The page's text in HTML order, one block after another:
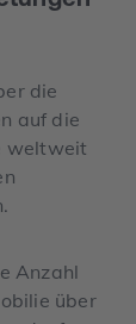
die
auf die
weltweit
Anzahl
über